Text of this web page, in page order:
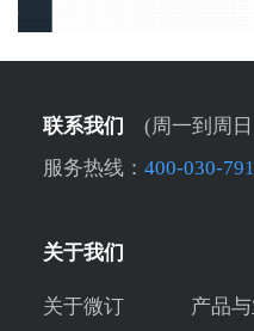
联系我们
(周一到周
服务热线： 400-030-
关于我们
关于微订 产品